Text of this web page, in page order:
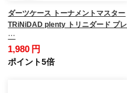
ダーツケース トーナメントマスター
TRiNiDAD plenty トリニダード プレ
…
1,980 円
ポイント5倍